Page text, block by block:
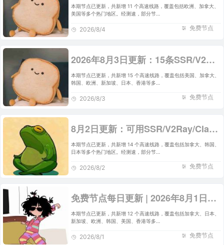
本期节点已更新，共新增 11 个高速线路，覆盖包括欧洲、加拿大、
美国等多个热门地区。经测速，部分节…
免费节点
2026/8/4
2026年8月3日更新：15条SSR/V2Ray/Clash可用免费节点
本期节点已更新，共新增 15 个高速线路，覆盖包括美国、加拿大、
韩国、欧洲、新加坡、日本、香港等多…
免费节点
2026/8/3
8月2日更新：可用SSR/V2Ray/Clash免费节点全集（14条）
本期节点已更新，共新增 14 个高速线路，覆盖包括加拿大、韩国、
日本等多个热门地区。经测速，部分节…
免费节点
2026/8/2
免费节点每日更新 | 2026年8月1日SSR/V2Ray/Clash可用订阅
本期节点已更新，共新增 12 个高速线路，覆盖包括加拿大、日本、
新加坡、欧洲、韩国、美国、香港等多…
免费节点
2026/8/1